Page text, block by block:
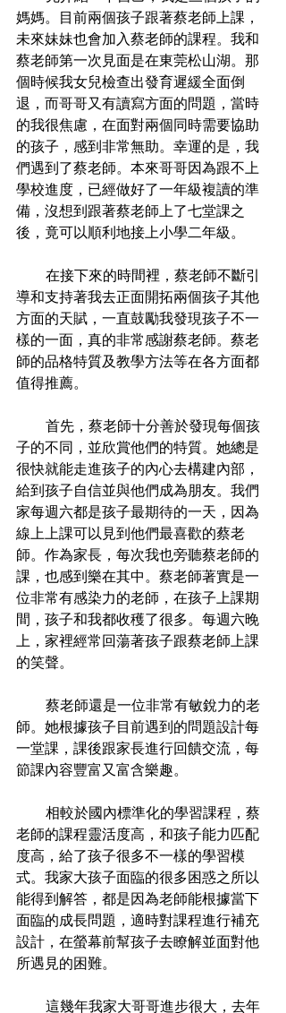
媽媽。目前兩個孩子跟著蔡老師上課，
未來妹妹也會加入蔡老師的課程。我和
蔡老師第一次見面是在東莞松山湖。那
個時候我女兒檢查出發育遲緩全面倒
退，而哥哥又有讀寫方面的問題，當時
的我很焦慮，在面對兩個同時需要協助
的孩子，感到非常無助。幸運的是，我
們遇到了蔡老師。本來哥哥因為跟不上
學校進度，已經做好了一年級複讀的準
備，沒想到跟著蔡老師上了七堂課之
後，竟可以順利地接上小學二年級。
導和支持著我去正面開拓兩個孩子其他
方面的天賦，一直鼓勵我發現孩子不一
樣的一面，真的非常感謝蔡老師。蔡老
師的品格特質及教學方法等在各方面都
值得推薦。
子的不同，並欣賞他們的特質。她總是
很快就能走進孩子的內心去構建內部，
給到孩子自信並與他們成為朋友。我們
家每週六都是孩子最期待的一天，因為
線上上課可以見到他們最喜歡的蔡老
師。作為家長，每次我也旁聽蔡老師的
課，也感到樂在其中。蔡老師著實是一
位非常有感染力的老師，在孩子上課期
間，孩子和我都收穫了很多。每週六晚
上，家裡經常回蕩著孩子跟蔡老師上課
的笑聲。
師。她根據孩子目前遇到的問題設計每
一堂課，課後跟家長進行回饋交流，每
節課內容豐富又富含樂趣。
老師的課程靈活度高，和孩子能力匹配
度高，給了孩子很多不一樣的學習模
式。我家大孩子面臨的很多困惑之所以
能得到解答，都是因為老師能根據當下
面臨的成長問題，適時對課程進行補充
設計，在螢幕前幫孩子去瞭解並面對他
所遇見的困難。